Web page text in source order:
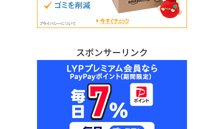
スポンサーリンク